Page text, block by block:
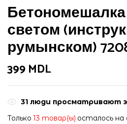
светом
румынском)
399 MDL
37 люди просматривают
Только 13 товар(ы) осталось на